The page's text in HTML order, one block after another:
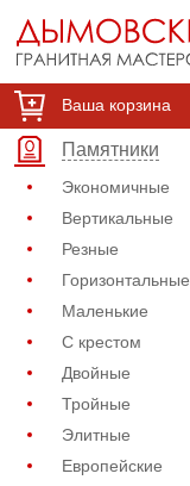
Ваша корзина
Памятники
Экономичные
Вертикальные
Резные
Горизонтальные
Маленькие
С крестом
Двойные
Тройные
Элитные
Европейские